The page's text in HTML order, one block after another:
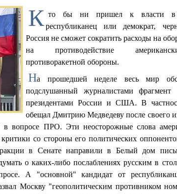
К то бы ни пришел к власти
республиканец или демократ,
Россия не сможет сократить расходы на
на противодействие
противоракетной обороны.
На прошедшей неделе весь мир
подслушанный журналистами фрагмент
президентами России и США. В
обещал Дмитрию Медведеву после своего
в вопросе ПРО. Эти неосторожные слова
со стороны его политических
в Сенате направили в Белый дом
о каких-либо послаблениях русским в
А "основной" кандидат от
Москву "геополитическим противником